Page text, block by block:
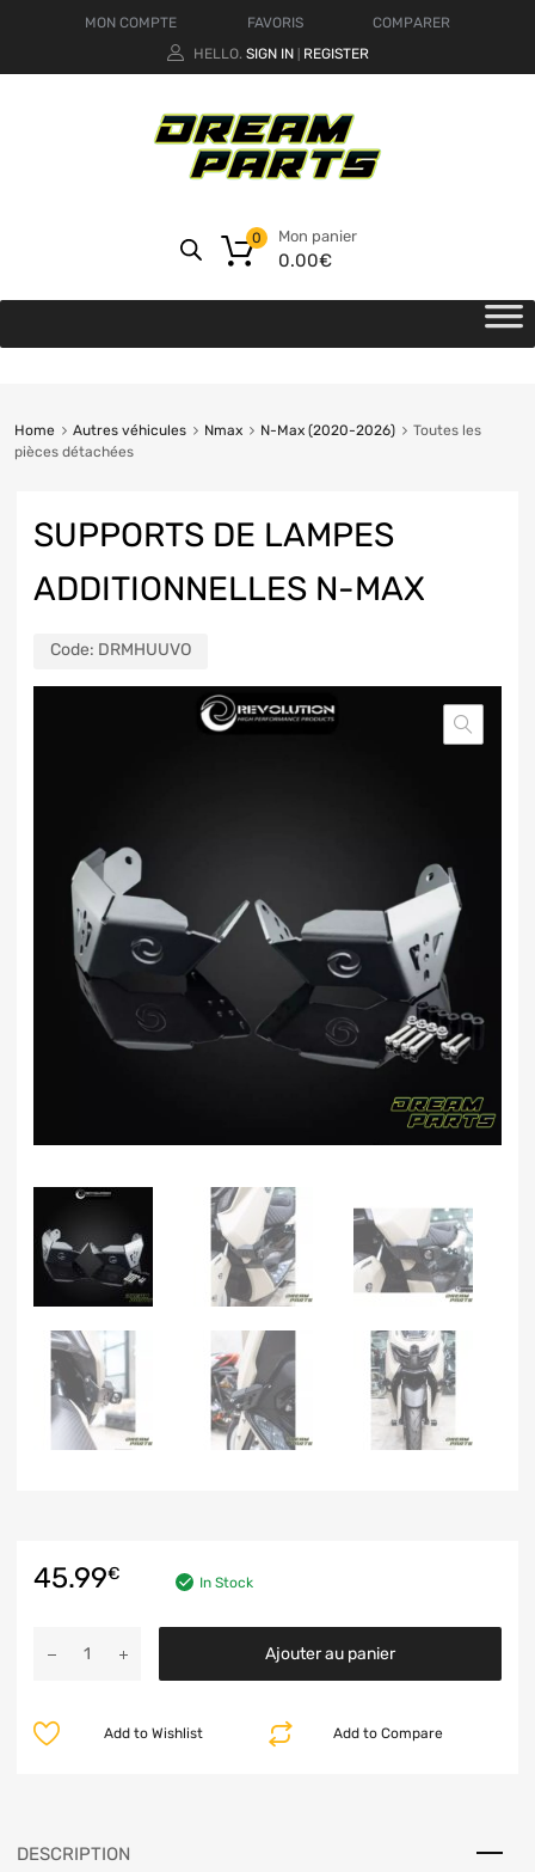
MON COMPTE FAVORIS
COMPARER
HELLO. SIGN IN REGISTER
Mon panier
0.00€
0
Home Autres véhicules Nmax N-Max (2020-2026)
Toutes les
pièces détachées
SUPPORTS DE LAMPES
ADDITIONNELLES N-MAX
Code: DRMHUUVO
45.99€ In Stock
Ajouter au panier
Add to Compare
Add to Wishlist
DESCRIPTION